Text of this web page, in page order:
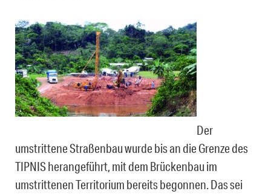
Der
umstrittene Straßenbau wurde bis an die Grenze des
TIPNIS herangeführt, mit dem Brückenbau im
umstrittenen Territorium bereits begonnen. Das sei